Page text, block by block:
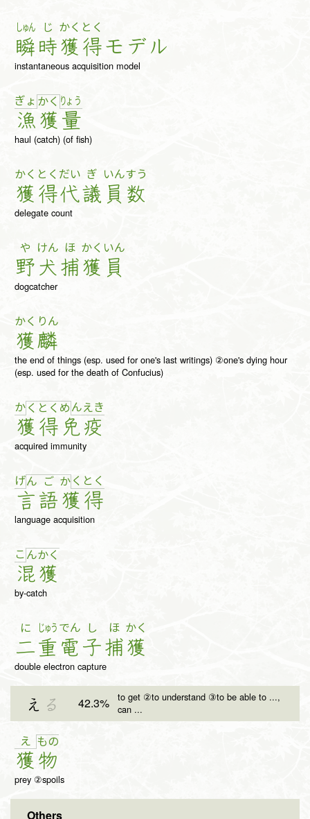
しゅん
瞬
じ
時
かく
獲
とく
得モ デル
instantaneous acquisition model
ぎょ
漁
かく
獲
りょ う
量
haul (catch) (of fish)
かく
獲
とく
得
だい
代
ぎ
議
いん
員
すう
数
delegate count
や
野
けん
犬
ほ
捕
かく
獲
いん
員
dogcatcher
かく
獲
りん
麟
the end of things (esp. used for one's last writings) ②one's dying hour
(esp. used for the death of Confucius)
か く
獲
と く
得
め ん
免
え き
疫
acquired immunity
げん
言
ご
語
か く
獲
と く
得
language acquisition
こ ん
混
かく
獲
by-catch
に
二
じゅう
重
でん
電
し
子
ほ
捕
かく
獲
double electron capture
え る 42.3%
to get ②to understand ③to be able to ...,
can ...
え
獲
も の
物
prey ②spoils
Others